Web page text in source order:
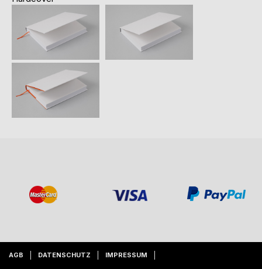
AGB DATENSCHUTZ IMPRESSUM